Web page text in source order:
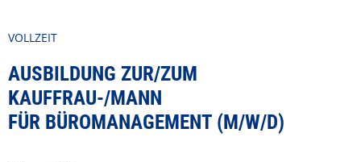
VOLLZEIT
AUSBILDUNG ZUR/ZUM
KAUFFRAU-/MANN
FÜR BÜROMANAGEMENT (M/W/D)